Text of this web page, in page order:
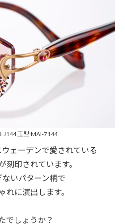
J144 玉型:MAI-7144
ウェーデンで愛されている
刻印されています。
いパターン柄で
れに演出します。
でしょうか？